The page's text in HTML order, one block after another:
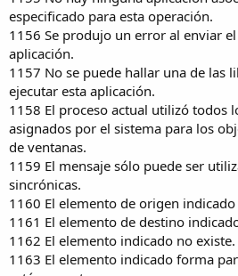
especificado para esta operación.
1156 Se produjo un error al enviar
aplicación.
1157 No se puede hallar una de las
ejecutar esta aplicación.
1158 El proceso actual utilizó todos
asignados por el sistema para los
de ventanas.
1159 El mensaje sólo puede ser
sincrónicas.
1160 El elemento de origen
1161 El elemento de destino
1162 El elemento indicado no existe.
1163 El elemento indicado forma